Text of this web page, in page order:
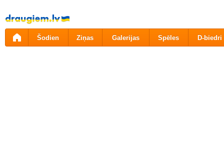
Pāriet
uz
saturu
Šodien Ziņas Galerijas Spēles D-biedri